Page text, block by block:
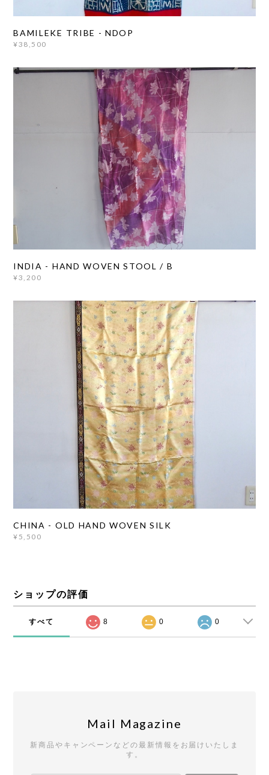
BAMILEKE TRIBE - NDOP
¥38,500
INDIA - HAND WOVEN STOOL / B
¥3,200
CHINA - OLD HAND WOVEN SILK
¥5,500
ショップの評価
すべて 8 0 0
Mail Magazine
新商品やキャンペーンなどの最新情報をお届けいたしま
す。